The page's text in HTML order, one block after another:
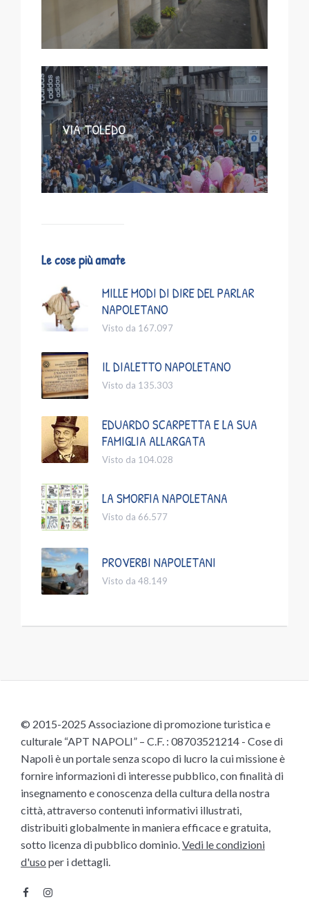
VIA TOLEDO
Le cose più amate
MILLE MODI DI DIRE DEL PARLAR
NAPOLETANO
Visto da 167.097
IL DIALETTO NAPOLETANO
Visto da 135.303
EDUARDO SCARPETTA E LA SUA
FAMIGLIA ALLARGATA
Visto da 104.028
LA SMORFIA NAPOLETANA
Visto da 66.577
PROVERBI NAPOLETANI
Visto da 48.149
© 2015-2025 Associazione di promozione turistica e
culturale “APT NAPOLI” – C.F. : 08703521214 - Cose di
Napoli è un portale senza scopo di lucro la cui missione è
fornire informazioni di interesse pubblico, con finalità di
insegnamento e conoscenza della cultura della nostra
città, attraverso contenuti informativi illustrati,
distribuiti globalmente in maniera efficace e gratuita,
sotto licenza di pubblico dominio.Vedi le condizioni
d'uso per i dettagli.